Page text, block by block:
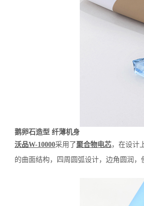
鹅卵石造型 纤薄机身
沃品W-10000采用了聚合物电芯，在设计
的曲面结构，四周圆弧设计，边角圆润，